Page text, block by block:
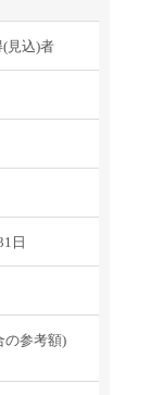
見込)者
日
の参考額)